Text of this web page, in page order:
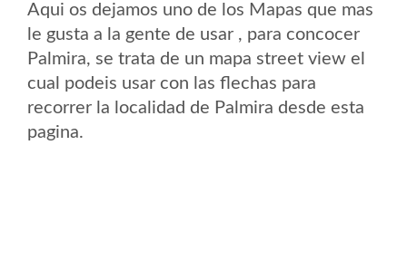
Aqui os dejamos uno de los Mapas que mas
le gusta a la gente de usar , para concocer
Palmira, se trata de un mapa street view el
cual podeis usar con las flechas para
recorrer la localidad de Palmira desde esta
pagina.